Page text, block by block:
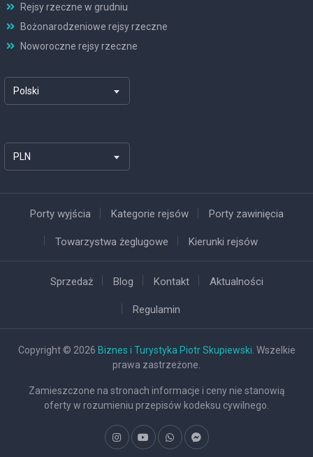
Rejsy rzeczne w grudniu
Bożonarodzeniowe rejsy rzeczne
Noworoczne rejsy rzeczne
Polski
PLN
Porty wyjścia Kategorie rejsów Porty zawinięcia
Towarzystwa żeglugowe Kierunki rejsów
Sprzedaż Blog Kontakt Aktualności
Regulamin
Copyright © 2026 Biznes i Turystyka Piotr Skupiewski . Wszelkie
prawa zastrzeżone.
Zamieszczone na stronach informacje i ceny nie stanowią
oferty w rozumieniu przepisów kodeksu cywilnego.